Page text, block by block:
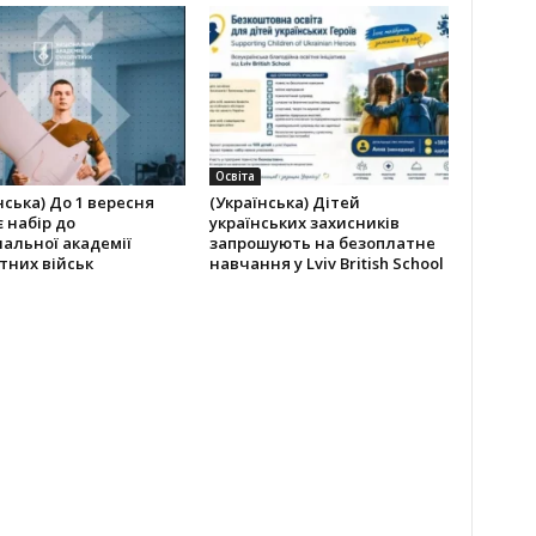
До 1 вересня
набір до
академії
військ
Освіта
(Українська) Дітей
українських захисників
запрошують на безоплатне
навчання у Lviv British School